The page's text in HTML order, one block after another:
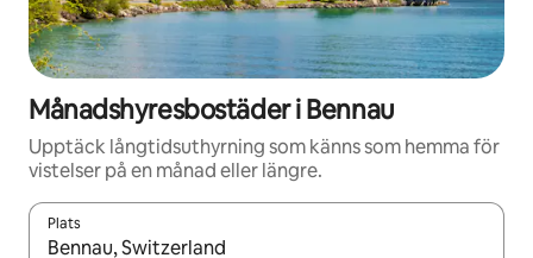
Månadshyresbostäder i Bennau
Upptäck långtidsuthyrning som känns som hemma för
vistelser på en månad eller längre.
Plats
När resultaten är tillgängliga kan du navigera med upp- och